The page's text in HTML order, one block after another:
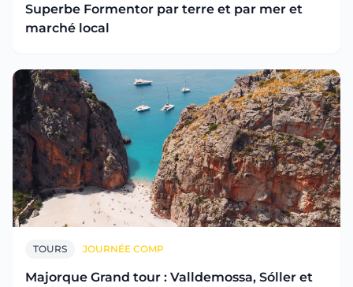
Superbe Formentor par terre et par mer et
marché local
TOURS JOURNÉE COMP
Majorque Grand tour : Valldemossa, Sóller et